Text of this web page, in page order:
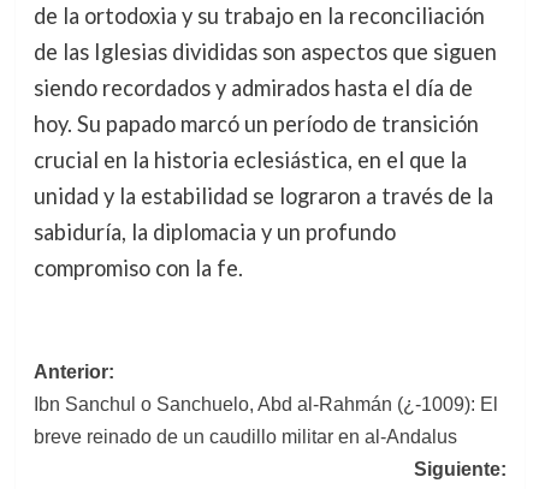
de la ortodoxia y su trabajo en la reconciliación
de las Iglesias divididas son aspectos que siguen
siendo recordados y admirados hasta el día de
hoy. Su papado marcó un período de transición
crucial en la historia eclesiástica, en el que la
unidad y la estabilidad se lograron a través de la
sabiduría, la diplomacia y un profundo
compromiso con la fe.
Navegación
de
Anterior:
Ibn Sanchul o Sanchuelo, Abd al-Rahmán (¿-1009): El
breve reinado de un caudillo militar en al-Andalus
Siguiente: